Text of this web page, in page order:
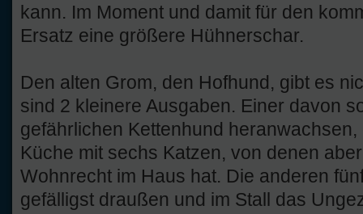
kann. Im Moment und damit für den
Ersatz eine größere Hühnerschar.
Den alten Grom, den Hofhund, gibt es
sind 2 kleinere Ausgaben. Einer davon
gefährlichen Kettenhund
Küche mit sechs Katzen, von denen
Wohnrecht im Haus hat. Die anderen
gefälligst draußen und im Stall das